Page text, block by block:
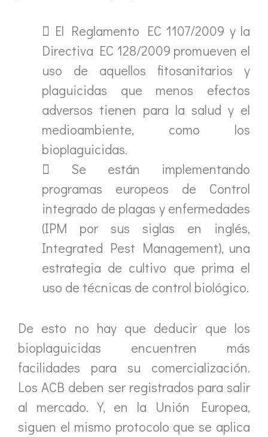
 El Reglamento EC 1107/2009 y la
Directiva EC 128/2009 promueven el
uso de aquellos fitosanitarios y
plaguicidas que menos efectos
adversos tienen para la salud y el
medioambiente, como los
bioplaguicidas.
 Se están implementando
programas europeos de Control
integrado de plagas y enfermedades
(IPM por sus siglas en inglés,
Integrated Pest Management), una
estrategia de cultivo que prima el
uso de técnicas de control biológico.
De esto no hay que deducir que los
bioplaguicidas encuentren más
facilidades para su comercialización.
Los ACB deben ser registrados para salir
al mercado. Y, en la Unión Europea,
siguen el mismo protocolo que se aplica